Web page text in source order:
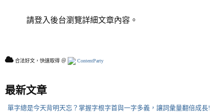
請登入後台瀏覽詳細文章內容。
合法好文，快速取得 ＠ ContentParty
最新文章
單字總是今天背明天忘？掌握字根字首與一字多義，讓詞彙量翻倍成長!